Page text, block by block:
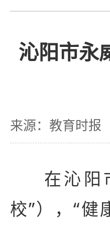
沁阳市永
来源：教育时报
在沁阳
校”），“健